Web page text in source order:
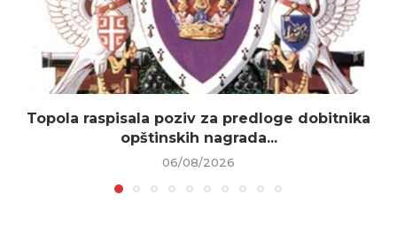
Topola raspisala poziv za predloge dobitnika
opštinskih nagrada...
06/08/2026